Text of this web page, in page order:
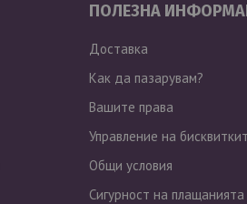
ПОЛЕЗНА
Доставка
Как да пазарувам?
Вашите права
Управление на
Общи условия
Сигурност на плащанията